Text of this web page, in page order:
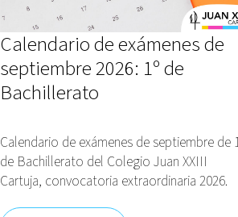
Calendario de exámenes de
septiembre 2026: 1º de
Bachillerato
Calendario de exámenes de septiembre de
de Bachillerato del Colegio Juan XXIII
Cartuja, convocatoria extraordinaria 2026.